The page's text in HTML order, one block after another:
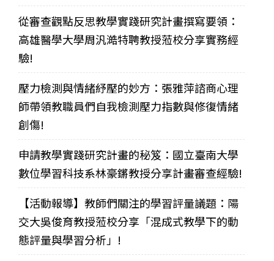
從審查觀點反思教學實踐研究計畫撰寫要領：
高雄醫學大學周汎澔特聘教授蒞校分享實務經
驗!
壓力檢測與情緒紓壓的妙方：張雅萍諮商心理
師帶領教職員們自我檢測壓力指數與修復情緒
創傷!
申請教學實踐研究計畫的秘笈：國立臺南大學
數位學習科技系林豪鏘教授分享計畫審查經驗!
【活動報導】教師們關注的學習評量議題：陽
交大吳俊育教授蒞校分享「混成式教學下的動
態評量與學習分析」!